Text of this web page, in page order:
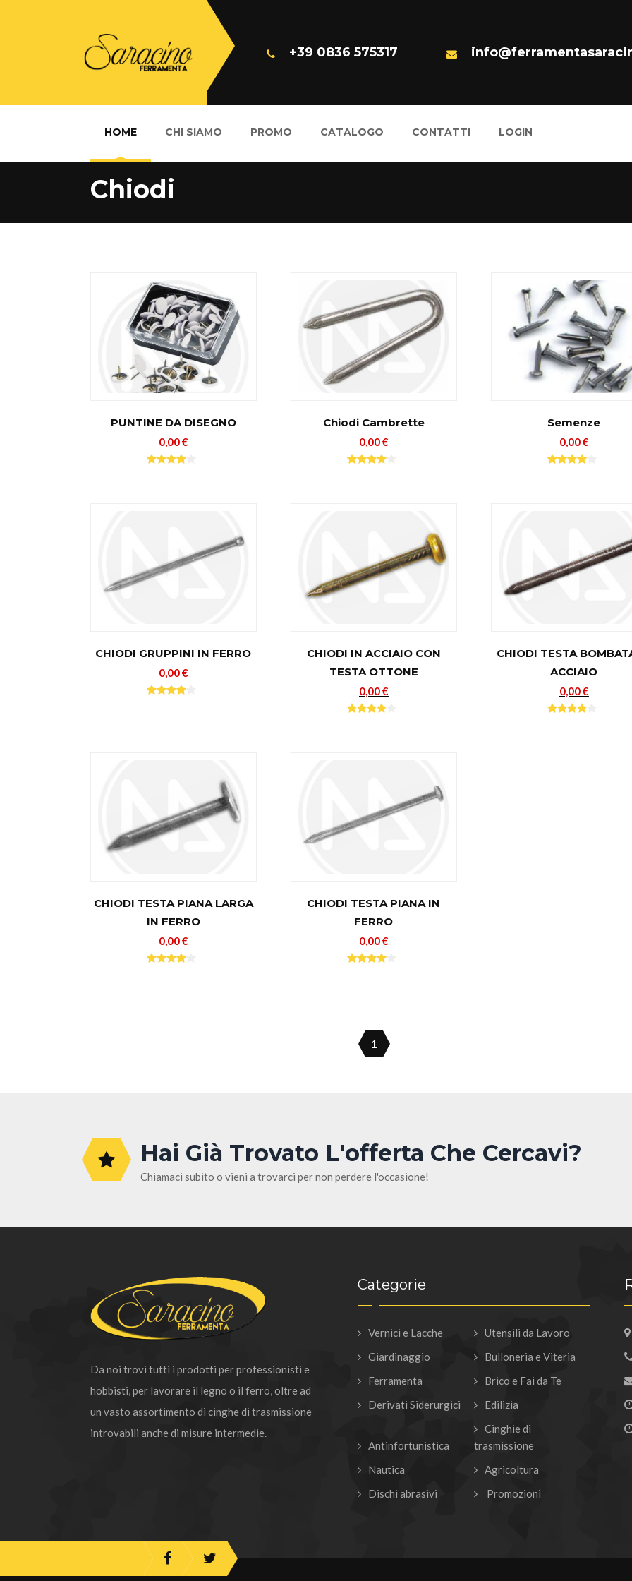
+39 0836 575317
HOME CHI SIAMO PROMO CATALOGO CONTATTI LOGIN
Chiodi
PUNTINE DA DISEGNO
0,00 €
Chiodi Cambrette
0,00 €
Semenze
0,00 €
CHIODI GRUPPINI IN FERRO
0,00 €
CHIODI IN ACCIAIO CON
TESTA OTTONE
0,00 €
CHIODI TESTA
ACCIAIO
0,00 €
CHIODI TESTA PIANA LARGA
IN FERRO
0,00 €
CHIODI TESTA PIANA IN
FERRO
0,00 €
1
Hai Già Trovato L'offerta Che Cercavi?
Chiamaci subito o vieni a trovarci per non perdere l'occasione!
Da noi trovi tutti i prodotti per professionisti e
hobbisti, per lavorare il legno o il ferro, oltre ad
un vasto assortimento di cinghe di trasmissione
introvabili anche di misure intermedie.
Categorie
Vernici e Lacche
Utensili da Lavoro
Giardinaggio
Bulloneria e Viteria
Ferramenta
Brico e Fai da Te
Derivati Siderurgici
Edilizia
Antinfortunistica
Cinghie di
trasmissione
Nautica
Agricoltura
Dischi abrasivi
Promozioni